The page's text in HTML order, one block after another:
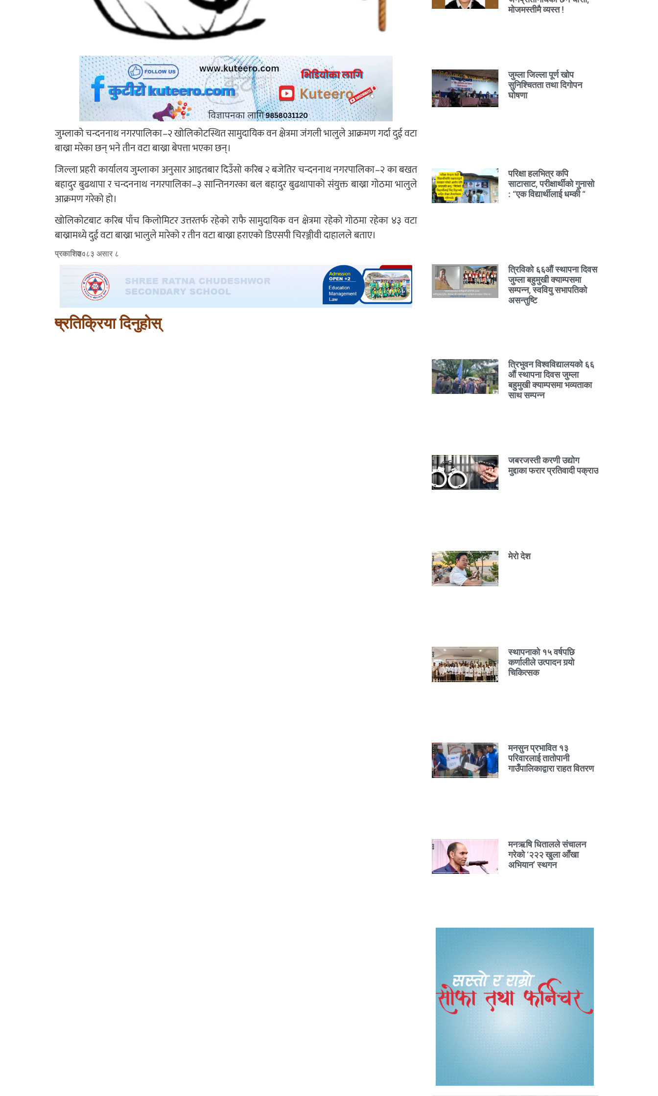
जुम्लाको चन्दननाथ नगरपालिका–२ खोलिकोटस्थित सामुदायिक वन क्षेत्रमा जंगली भालुले आक्रमण गर्दा दुई वटा
बाख्रा मरेका छन् भने तीन वटा बाख्रा बेपत्ता भएका छन्।
जिल्ला प्रहरी कार्यालय जुम्लाका अनुसार आइतबार दिउँसो करिब २ बजेतिर चन्दननाथ नगरपालिका–२ का बखत
बहादुर बुढथापा र चन्दननाथ नगरपालिका–३ सान्तिनगरका बल बहादुर बुढथापाको संयुक्त बाख्रा गोठमा भालुले
आक्रमण गरेको हो।
खोलिकोटबाट करिब पाँच किलोमिटर उत्तरतर्फ रहेको राफै सामुदायिक वन क्षेत्रमा रहेको गोठमा रहेका ४३ वटा
बाख्रामध्ये दुई वटा बाख्रा भालुले मारेको र तीन वटा बाख्रा हराएको डिएसपी चिरञ्जीवी दाहालले बताए।
प्रकाशित :२०८३ असार ८
प्रतिक्रिया दिनुहोस्
मोजमस्तीमै व्यस्त !
जुम्ला जिल्ला पूर्ण खोप
सुनिश्चितता तथा दिगोपन
घोषणा
परिक्षा हलभित्र कपि
साटासाट, परीक्षार्थीको गुनासो
: “एक विद्यार्थीलाई धम्की “
त्रिविको ६६औं स्थापना दिवस
जुम्ला बहुमुखी क्याम्पसमा
सम्पन्न, स्ववियु सभापतिको
असन्तुष्टि
त्रिभुवन विश्वविद्यालयको ६६
औं स्थापना दिवस जुम्ला
बहुमुखी क्याम्पसमा भव्यताका
साथ सम्पन्न
जबरजस्ती करणी उद्योग
मुद्दाका फरार प्रतिवादी पक्राउ
मेरो देश
स्थापनाको १५ वर्षपछि
कर्णालीले उत्पादन गर्‍यो
चिकित्सक
मनसुन प्रभावित १३
परिवारलाई तातोपानी
गाउँपालिकाद्वारा राहत वितरण
मनऋषि धितालले संचालन
गरेको ‘२२२ खुला आँखा
अभियान’ स्थगन